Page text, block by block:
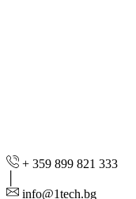
+ 359 899 821 333
info@1tech.bg